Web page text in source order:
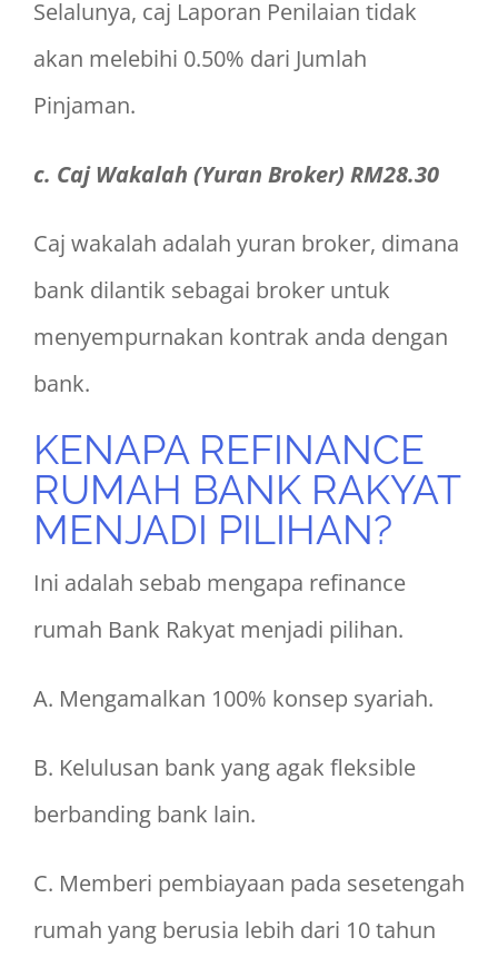
Selalunya, caj Laporan Penilaian tidak
akan melebihi 0.50% dari Jumlah
Pinjaman.
c. Caj Wakalah (Yuran Broker) RM28.30
Caj wakalah adalah yuran broker, dimana
bank dilantik sebagai broker untuk
menyempurnakan kontrak anda dengan
bank.
KENAPA REFINANCE
RUMAH BANK RAKYAT
MENJADI PILIHAN?
Ini adalah sebab mengapa refinance
rumah Bank Rakyat menjadi pilihan.
A. Mengamalkan 100% konsep syariah.
B. Kelulusan bank yang agak fleksible
berbanding bank lain.
C. Memberi pembiayaan pada sesetengah
rumah yang berusia lebih dari 10 tahun